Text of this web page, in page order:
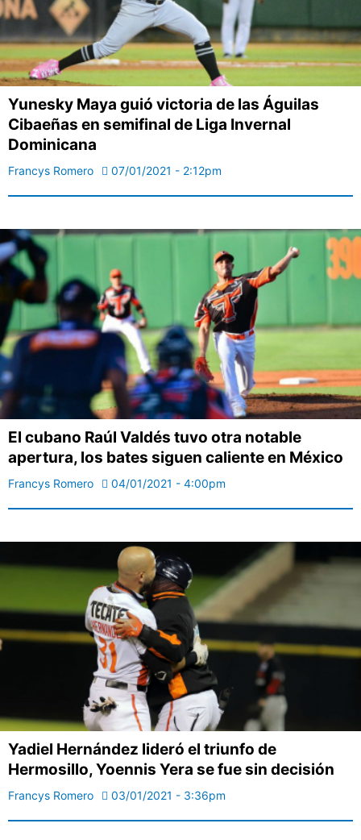
Yunesky Maya guió victoria de las Águilas
Cibaeñas en semifinal de Liga Invernal
Dominicana
Francys Romero 07/01/2021 - 2:12pm
El cubano Raúl Valdés tuvo otra notable
apertura, los bates siguen caliente en México
Francys Romero 04/01/2021 - 4:00pm
Yadiel Hernández lideró el triunfo de
Hermosillo, Yoennis Yera se fue sin decisión
Francys Romero 03/01/2021 - 3:36pm